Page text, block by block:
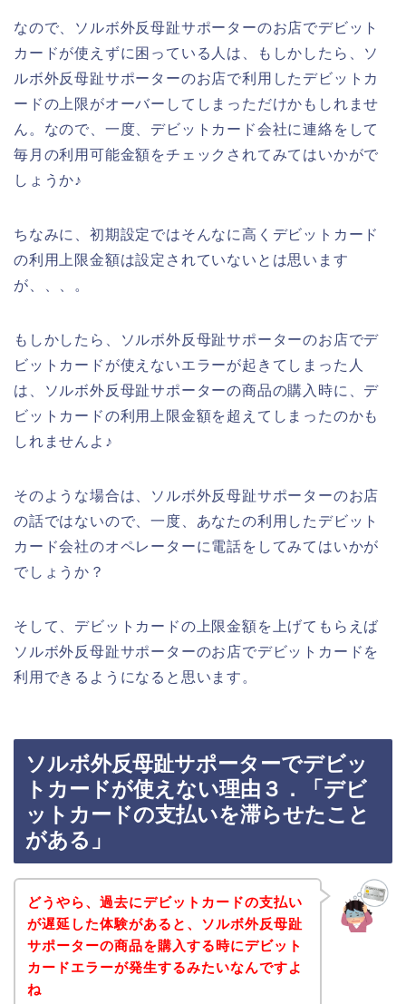
なので、ソルボ外反母趾サポーターのお店でデビット
カードが使えずに困っている人は、もしかしたら、ソ
ルボ外反母趾サポーターのお店で利用したデビットカ
ードの上限がオーバーしてしまっただけかもしれませ
ん。なので、一度、デビットカード会社に連絡をして
毎月の利用可能金額をチェックされてみてはいかがで
しょうか♪
ちなみに、初期設定ではそんなに高くデビットカード
の利用上限金額は設定されていないとは思います
が、、、。
もしかしたら、ソルボ外反母趾サポーターのお店でデ
ビットカードが使えないエラーが起きてしまった人
は、ソルボ外反母趾サポーターの商品の購入時に、デ
ビットカードの利用上限金額を超えてしまったのかも
しれませんよ♪
そのような場合は、ソルボ外反母趾サポーターのお店
の話ではないので、一度、あなたの利用したデビット
カード会社のオペレーターに電話をしてみてはいかが
でしょうか？
そして、デビットカードの上限金額を上げてもらえば
ソルボ外反母趾サポーターのお店でデビットカードを
利用できるようになると思います。
ソルボ外反母趾サポーターでデビッ
トカードが使えない理由３．「デビ
ットカードの支払いを滞らせたこと
がある」
どうやら、過去にデビットカードの支払い
が遅延した体験があると、ソルボ外反母趾
サポーターの商品を購入する時にデビット
カードエラーが発生するみたいなんですよ
ね